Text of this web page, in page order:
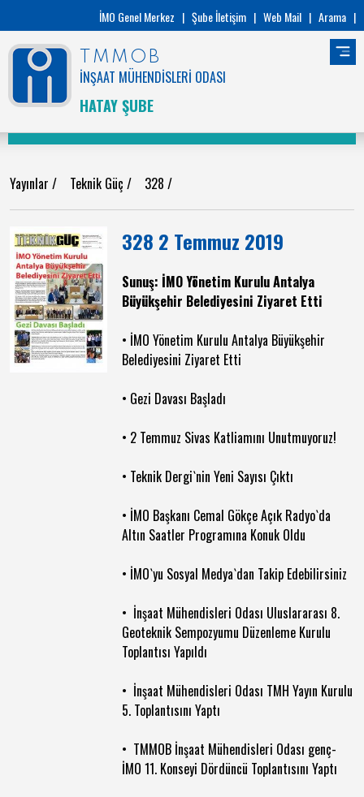
İMO Genel Merkez | Şube İletişim | Web Mail | Arama |
TMMOB
İNŞAAT MÜHENDİSLERİ ODASI
HATAY ŞUBE
Yayınlar / Teknik Güç / 328 /
328 2 Temmuz 2019
Sunuş: İMO Yönetim Kurulu Antalya
Büyükşehir Belediyesini Ziyaret Etti
• İMO Yönetim Kurulu Antalya Büyükşehir
Belediyesini Ziyaret Etti
• Gezi Davası Başladı
• 2 Temmuz Sivas Katliamını Unutmuyoruz!
• Teknik Dergi`nin Yeni Sayısı Çıktı
• İMO Başkanı Cemal Gökçe Açık Radyo`da
Altın Saatler Programına Konuk Oldu
• İMO`yu Sosyal Medya`dan Takip Edebilirsiniz
• İnşaat Mühendisleri Odası Uluslararası 8.
Geoteknik Sempozyumu Düzenleme Kurulu
Toplantısı Yapıldı
• İnşaat Mühendisleri Odası TMH Yayın Kurulu
5. Toplantısını Yaptı
• TMMOB İnşaat Mühendisleri Odası genç-
İMO 11. Konseyi Dördüncü Toplantısını Yaptı